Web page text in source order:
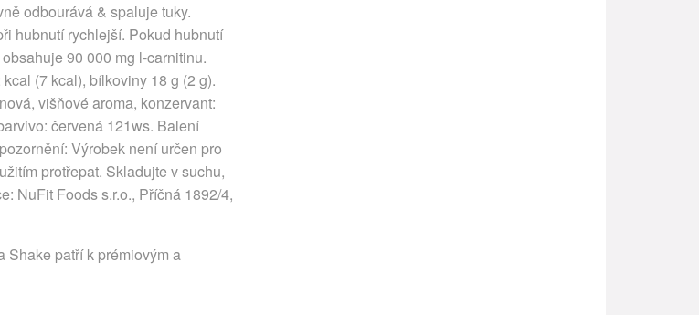
odbourává & spaluje tuky.
hubnutí rychlejší. Pokud hubnutí
90 000 mg l-carnitinu.
(7 kcal), bílkoviny 18 g (2 g).
višňové aroma, konzervant:
červená 121ws. Balení
Výrobek není určen pro
protřepat. Skladujte v suchu,
NuFit Foods s.r.o., Příčná 1892/4,
Shake patří k prémiovým a